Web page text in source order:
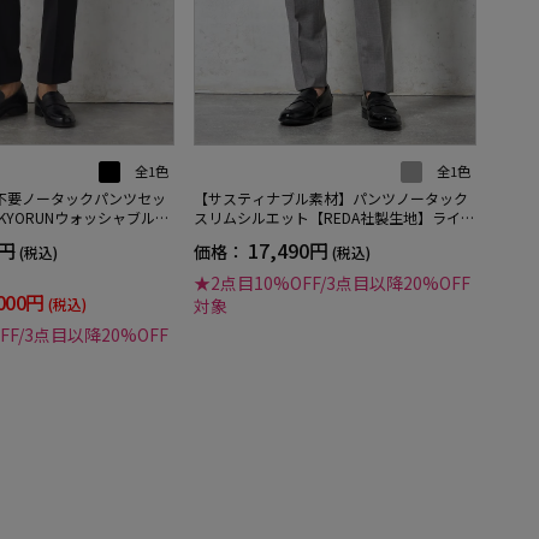
全1色
要ノータックパンツセッ
ウォッシャブルウ
(税込)
円 (税込)
3点目以降20%OFF
全1色
【サスティナブル素材】パンツノータック
スリムシルエット【REDA社製生地】ライト
価格： 17,490円 (税込)
★2点目10%OFF/3点目以降20%OFF
対象